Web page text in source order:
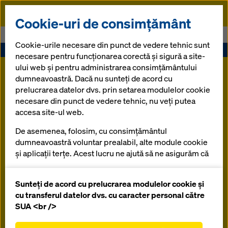
Doka
Cookie-uri de consimțământ
Cookie-urile necesare din punct de vedere tehnic sunt
necesare pentru funcționarea corectă și sigură a site-
ului web și pentru administrarea consimțământului
dumneavoastră. Dacă nu sunteți de acord cu
prelucrarea datelor dvs. prin setarea modulelor cookie
necesare din punct de vedere tehnic, nu veți putea
accesa site-ul web.
De asemenea, folosim, cu consimțământul
dumneavoastră voluntar prealabil, alte module cookie
și aplicații terțe. Acest lucru ne ajută să ne asigurăm că
îmbunătățirea continuă a funcționalității site-ului
nostru web (cookie-uri funcționale și statistice),
facilitarea unui proces de cumpărare fără
Sunteți de acord cu prelucrarea modulelor cookie și
cu transferul datelor dvs. cu caracter personal către
SUA <br />